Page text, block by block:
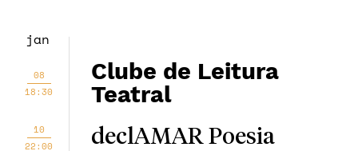
jan
08
18:30
Clube de Leitura
Teatral
10
22:00
declAMAR Poesia